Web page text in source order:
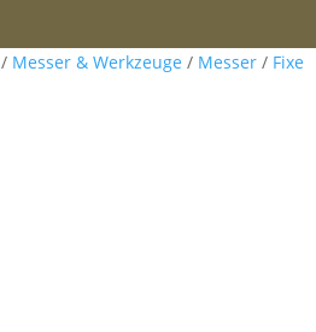
/ Messer & Werkzeuge / Messer / Fixe